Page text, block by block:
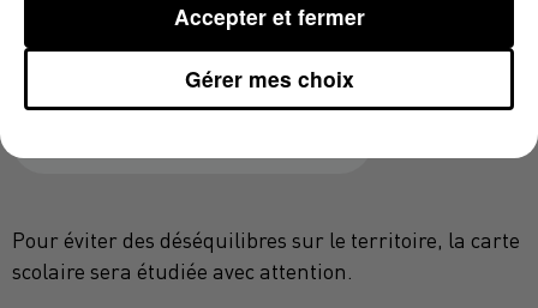
Le président du conseil départemental, Christophe
Ramond, explique ce choix par la prise en compte du
contexte démographique.
Pour éviter des déséquilibres sur le territoire, la carte
scolaire sera étudiée avec attention.
Gérer mes choix
Accepter et fermer